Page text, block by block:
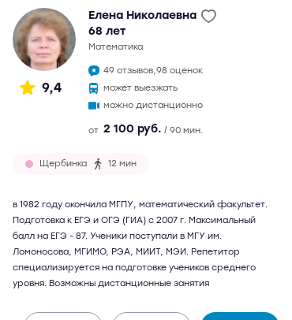
9,4
Елена Николаевна
68 лет
математика
49 отзывов,98 оценок
может выезжать
можно дистанционно
от 2 100 руб. / 90 мин.
Щербинка 12 мин
в 1982 году окончила МГПУ, математический факультет.
Подготовка к ЕГЭ и ОГЭ (ГИА) с 2007 г. Максимальный
балл на ЕГЭ - 87. Ученики поступали в МГУ им.
Ломоносова, МГИМО, РЭА, МИИТ, МЭИ. Репетитор
специализируется на подготовке учеников среднего
уровня. Возможны дистанционные занятия